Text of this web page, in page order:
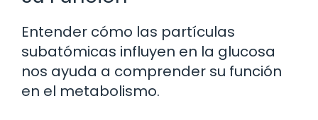
Entender cómo las partículas
subatómicas influyen en la glucosa
nos ayuda a comprender su función
en el metabolismo.